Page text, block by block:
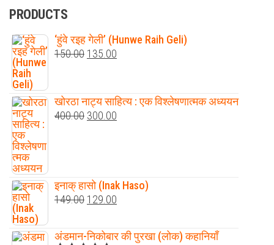
PRODUCTS
‘हुंवे रइह गेली’ (Hunwe Raih Geli)
150.00 Original
₹150.00.
135.00
₹135.00.
खोरठा नाट्य साहित्य : एक विश्लेषणात्मक अध्ययन
400.00 Original
300.00
इनाक् हासो (Inak Haso)
149.00 Original
was:
129.00
is:
अंडमान-निकोबार की पुरखा (लोक) कहानियाँ